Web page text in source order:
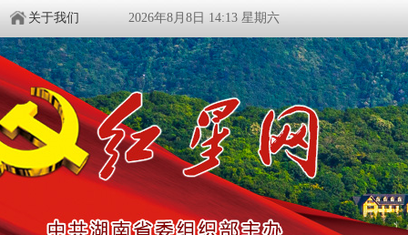
关于我们 2026年8月8日 14:13 星期六